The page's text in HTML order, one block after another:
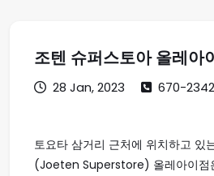
조텐 슈퍼스토아 올레아
28 Jan, 2023 670-
토요타 삼거리 근처에 위치하고 있
(Joeten Superstore) 올레아이점